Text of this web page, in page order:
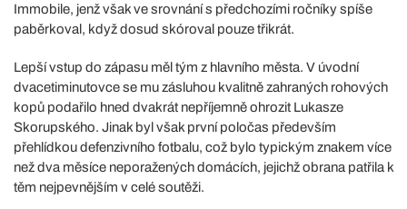
Immobile, jenž však ve srovnání s předchozími ročníky spíše
paběrkoval, když dosud skóroval pouze třikrát.
Lepší vstup do zápasu měl tým z hlavního města. V úvodní
dvacetiminutovce se mu zásluhou kvalitně zahraných rohových
kopů podařilo hned dvakrát nepříjemně ohrozit Lukasze
Skorupského. Jinak byl však první poločas především
přehlídkou defenzivního fotbalu, což bylo typickým znakem více
než dva měsíce neporažených domácích, jejichž obrana patřila k
těm nejpevnějším v celé soutěži.